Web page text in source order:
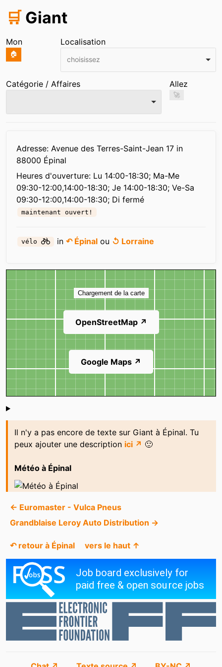
🛒 Giant
Mon
🏠
Localisation
choisissez
Catégorie / Affaires Allez
🚀
Adresse: Avenue des Terres-Saint-Jean 17 in
88000 Épinal
Heures d'ouverture: Lu 14:00-18:30; Ma-Me
09:30-12:00,14:00-18:30; Je 14:00-18:30; Ve-Sa
09:30-12:00,14:00-18:30; Di fermé
maintenant ouvert!
vélo in↶ Épinal ou ↺ Lorraine
Carte
Chargement de la carte
OpenStreetMap ↗
Google Maps ↗
Shoutbox
Il n'y a pas encore de texte sur Giant à Épinal. Tu
peux ajouter une description ici ↗ 🙂
Météo à Épinal
← Euromaster - Vulca Pneus
Grandblaise Leroy Auto Distribution →
↶ retour à Épinal vers le haut ↑